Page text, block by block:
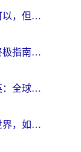
身在国外可以玩王者吗？当然可以，但你需要这份“加速”指南
海外游戏加速器哪个好？2026终极指南帮你畅玩国服+解决卡顿难题
身在海外，如何找回《反恐精英：全球攻势》国服的丝滑手感？一份给你的终极指南
从纽约到暴风城：美国玩魔兽世界，如何找到你的最佳网络航线